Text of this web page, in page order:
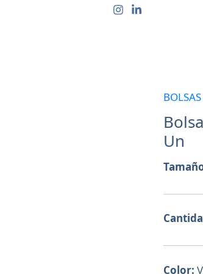
Un
Color:
Bolsas
De
Verdes
80X110;